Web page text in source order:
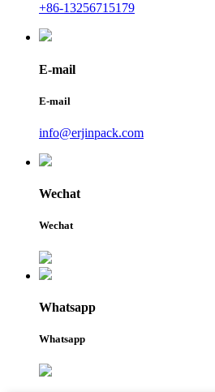
+86-13256715179
E-mail
E-mail
info@erjinpack.com
Wechat
Wechat
Whatsapp
Whatsapp